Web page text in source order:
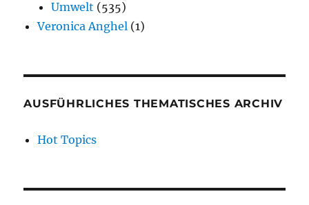
Umwelt (535)
Veronica Anghel (1)
AUSFÜHRLICHES THEMATISCHES ARCHIV
Hot Topics